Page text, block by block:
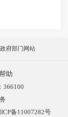
府部门网站
助
366100
ICP备11007282号